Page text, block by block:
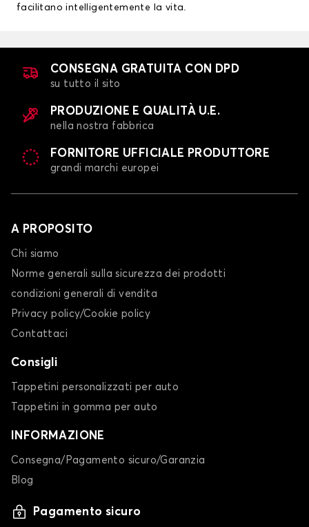
facilitano intelligentemente la vita.
CONSEGNA GRATUITA CON DPD
su tutto il sito
PRODUZIONE E QUALITÀ U.E.
nella nostra fabbrica
FORNITORE UFFICIALE PRODUTTORE
grandi marchi europei
A PROPOSITO
Chi siamo
Norme generali sulla sicurezza dei prodotti
condizioni generali di vendita
Privacy policy/Cookie policy
Contattaci
Consigli
Tappetini personalizzati per auto
Tappetini in gomma per auto
INFORMAZIONE
Consegna/Pagamento sicuro/Garanzia
Blog
Pagamento sicuro